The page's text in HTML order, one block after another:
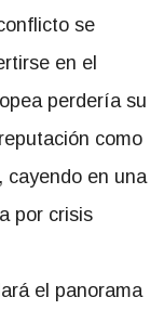
se
en el
perdería su
como
cayendo en una
por crisis
el panorama